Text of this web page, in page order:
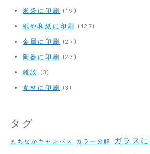
米袋に印刷 (19)
紙や和紙に印刷 (127)
金属に印刷 (27)
陶器に印刷 (23)
雑談 (3)
食材に印刷 (3)
タグ
まちなかキャンパス カラー分解 ガラス